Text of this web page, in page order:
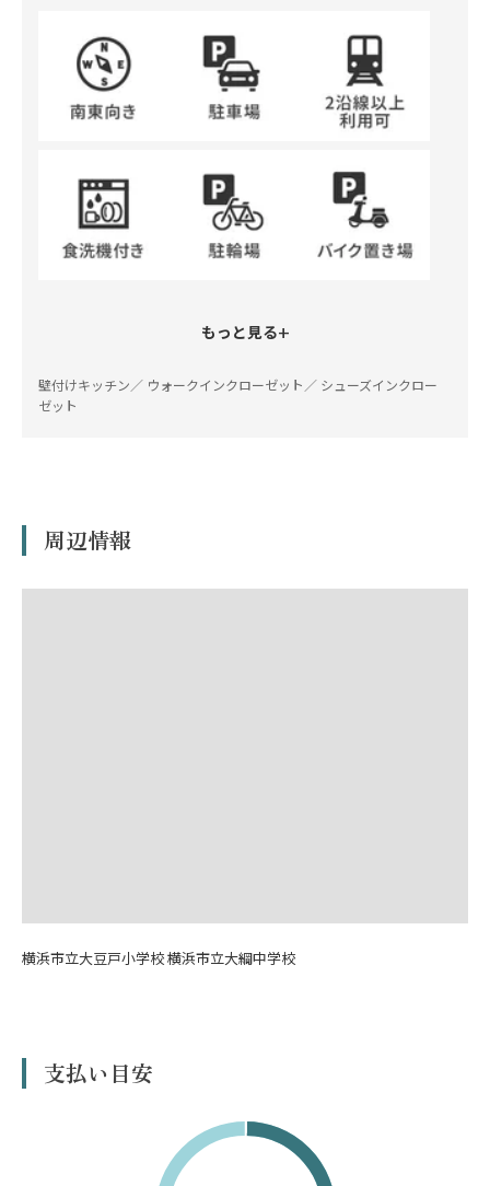
もっと見る+
壁付けキッチン／ ウォークインクローゼット／ シューズインクロー
ゼット
周辺情報
横浜市立大豆戸小学校 横浜市立大綱中学校
支払い目安